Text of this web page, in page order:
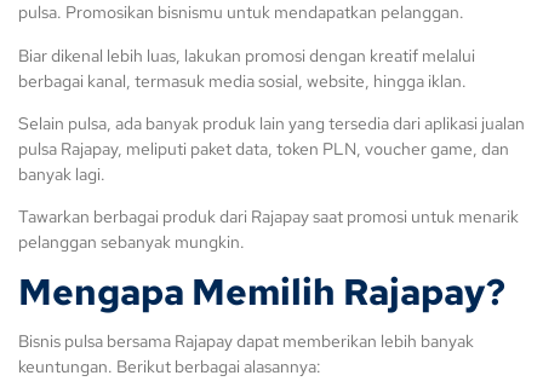
pulsa. Promosikan bisnismu untuk mendapatkan pelanggan.
Biar dikenal lebih luas, lakukan promosi dengan kreatif melalui
berbagai kanal, termasuk media sosial, website, hingga iklan.
Selain pulsa, ada banyak produk lain yang tersedia dari aplikasi jualan
pulsa Rajapay, meliputi paket data, token PLN, voucher game, dan
banyak lagi.
Tawarkan berbagai produk dari Rajapay saat promosi untuk menarik
pelanggan sebanyak mungkin.
Mengapa Memilih Rajapay?
Bisnis pulsa bersama Rajapay dapat memberikan lebih banyak
keuntungan. Berikut berbagai alasannya: